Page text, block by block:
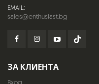
EMAIL:
sales@enthusiast.bg
ЗА КЛИЕНТА